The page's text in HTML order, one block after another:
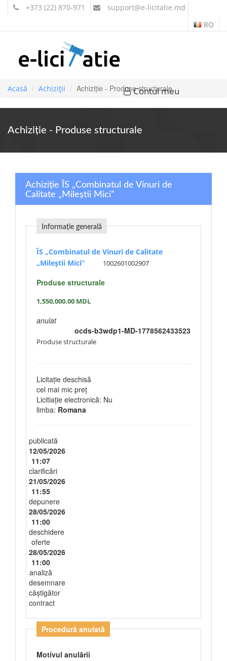
+373 (22) 870-971 support@e-licitatie.md
RO
Contul meu
Acasă Achiziții Achiziție - Produse structurale
Achiziție - Produse structurale
Achiziție ÎS „Combinatul de Vinuri de
Calitate „Mileștii Mici”
Informație generală
ÎS „Combinatul de Vinuri de Calitate
„Mileștii Mici”
1002601002907
Produse structurale
1,550,000.00 MDL
anulat
ocds-b3wdp1-MD-1778562433523
Produse structurale
Licitație deschisă
cel mai mic preț
Licitiație electronică: Nu
limba: Romana
publicată
12/05/2026
11:07
clarificări
21/05/2026
11:55
depunere
28/05/2026
11:00
deschidere
oferte
28/05/2026
11:00
analiză
desemnare
câștigător
contract
Procedură anulată
Motivul anulării